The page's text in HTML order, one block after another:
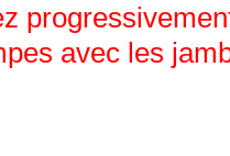
avec les